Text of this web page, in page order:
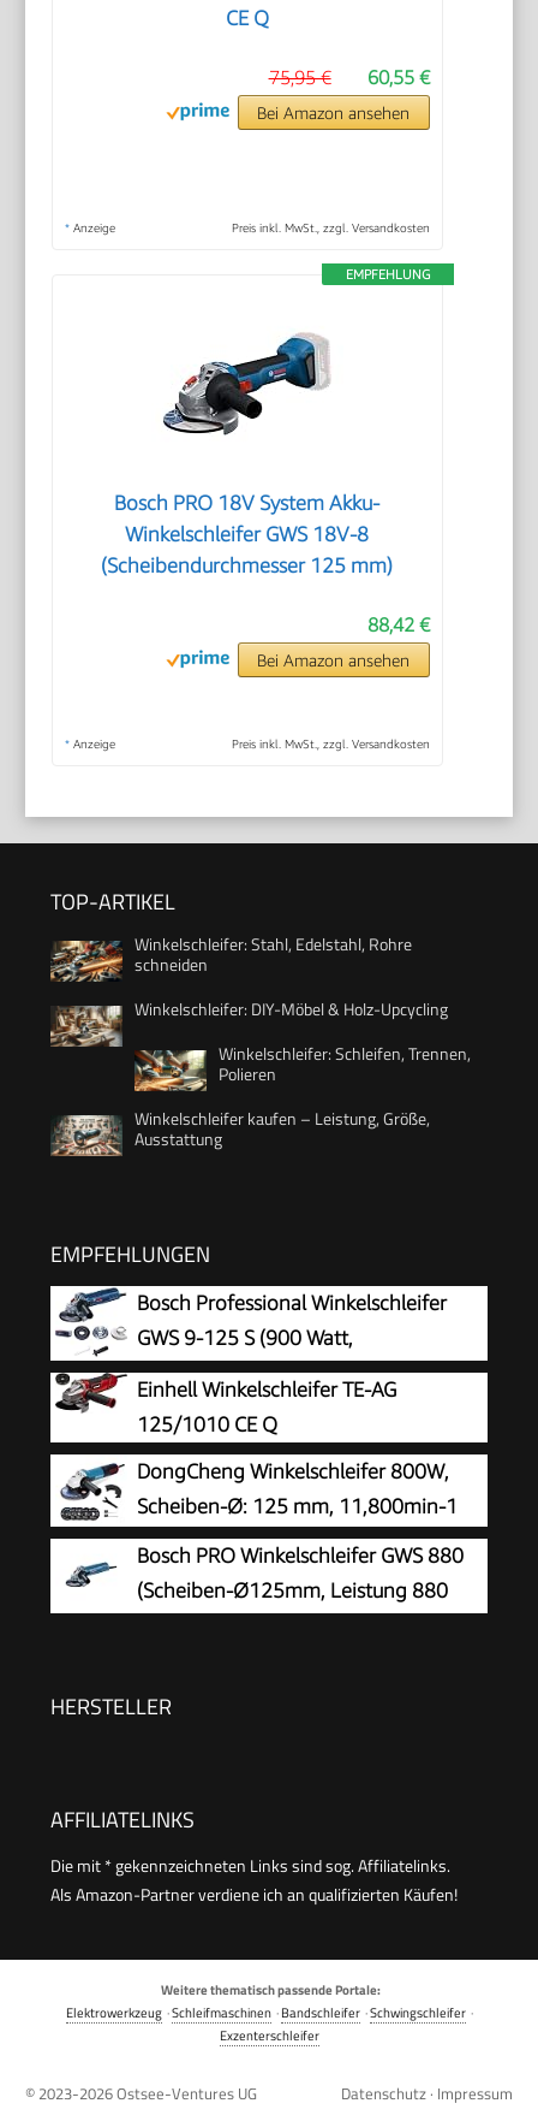
CE Q
60,55 €
75,95 €
Bei Amazon ansehen
* Anzeige Preis inkl. MwSt., zzgl. Versandkosten
EMPFEHLUNG
Bosch PRO 18V System Akku-
Winkelschleifer GWS 18V-8
(Scheibendurchmesser 125 mm)
88,42 €
Bei Amazon ansehen
* Anzeige Preis inkl. MwSt., zzgl. Versandkosten
TOP-ARTIKEL
Winkelschleifer: Stahl, Edelstahl, Rohre
schneiden
Winkelschleifer: DIY-Möbel & Holz-Upcycling
Winkelschleifer: Schleifen, Trennen,
Polieren
Winkelschleifer kaufen – Leistung, Größe,
Ausstattung
EMPFEHLUNGEN
Bosch Professional Winkelschleifer
GWS 9-125 S (900 Watt,
Leerlaufdrehzahl: 2800 – 11000 min-
1, im Karton), Solo
Einhell Winkelschleifer TE-AG
125/1010 CE Q
DongCheng Winkelschleifer 800W,
Scheiben-Ø: 125 mm, 11,800min-1
Bosch PRO Winkelschleifer GWS 880
(Scheiben-Ø125mm, Leistung 880
Aufnahmeflansch, Zweilochschlüssel)
HERSTELLER
AFFILIATELINKS
Die mit * gekennzeichneten Links sind sog. Affiliatelinks.
Als Amazon-Partner verdiene ich an qualifizierten Käufen!
Weitere thematisch passende Portale:
Elektrowerkzeug·Schleifmaschinen·Bandschleifer·Schwingschleifer·
Exzenterschleifer
© 2023-2026Ostsee-Ventures UG Datenschutz · Impressum